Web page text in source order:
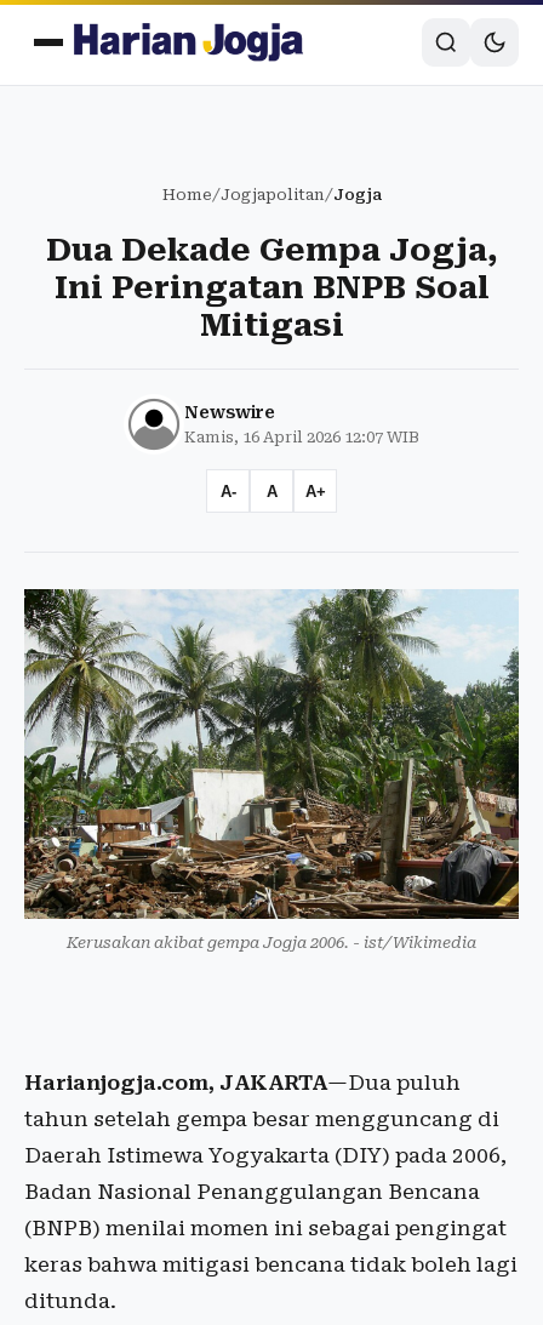
Home/Jogjapolitan/Jogja
Dua Dekade Gempa Jogja,
Ini Peringatan BNPB Soal
Mitigasi
Newswire
Kamis, 16 April 2026 12:07 WIB
A- A A+
Kerusakan akibat gempa Jogja 2006. - ist/Wikimedia
Harianjogja.com, JAKARTA—Dua puluh
tahun setelah gempa besar mengguncang di
Daerah Istimewa Yogyakarta (DIY) pada 2006,
Badan Nasional Penanggulangan Bencana
(BNPB) menilai momen ini sebagai pengingat
keras bahwa mitigasi bencana tidak boleh lagi
ditunda.